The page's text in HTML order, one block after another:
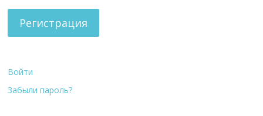
Регистрация
Войти
Забыли пароль?